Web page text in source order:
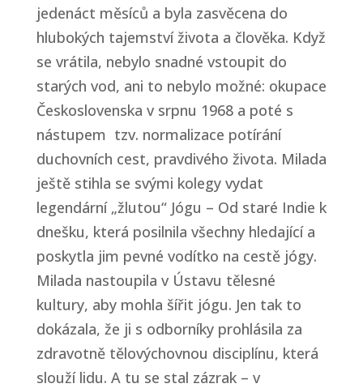
jedenáct měsíců a byla zasvěcena do
hlubokých tajemství života a člověka. Když
se vrátila, nebylo snadné vstoupit do
starých vod, ani to nebylo možné: okupace
Československa v srpnu 1968 a poté s
nástupem tzv. normalizace potírání
duchovních cest, pravdivého života. Milada
ještě stihla se svými kolegy vydat
legendární „žlutou“ Jógu – Od staré Indie k
dnešku, která posilnila všechny hledající a
poskytla jim pevné vodítko na cestě jógy.
Milada nastoupila v Ústavu tělesné
kultury, aby mohla šířit jógu. Jen tak to
dokázala, že ji s odborníky prohlásila za
zdravotně tělovýchovnou disciplínu, která
slouží lidu. A tu se stal zázrak – v